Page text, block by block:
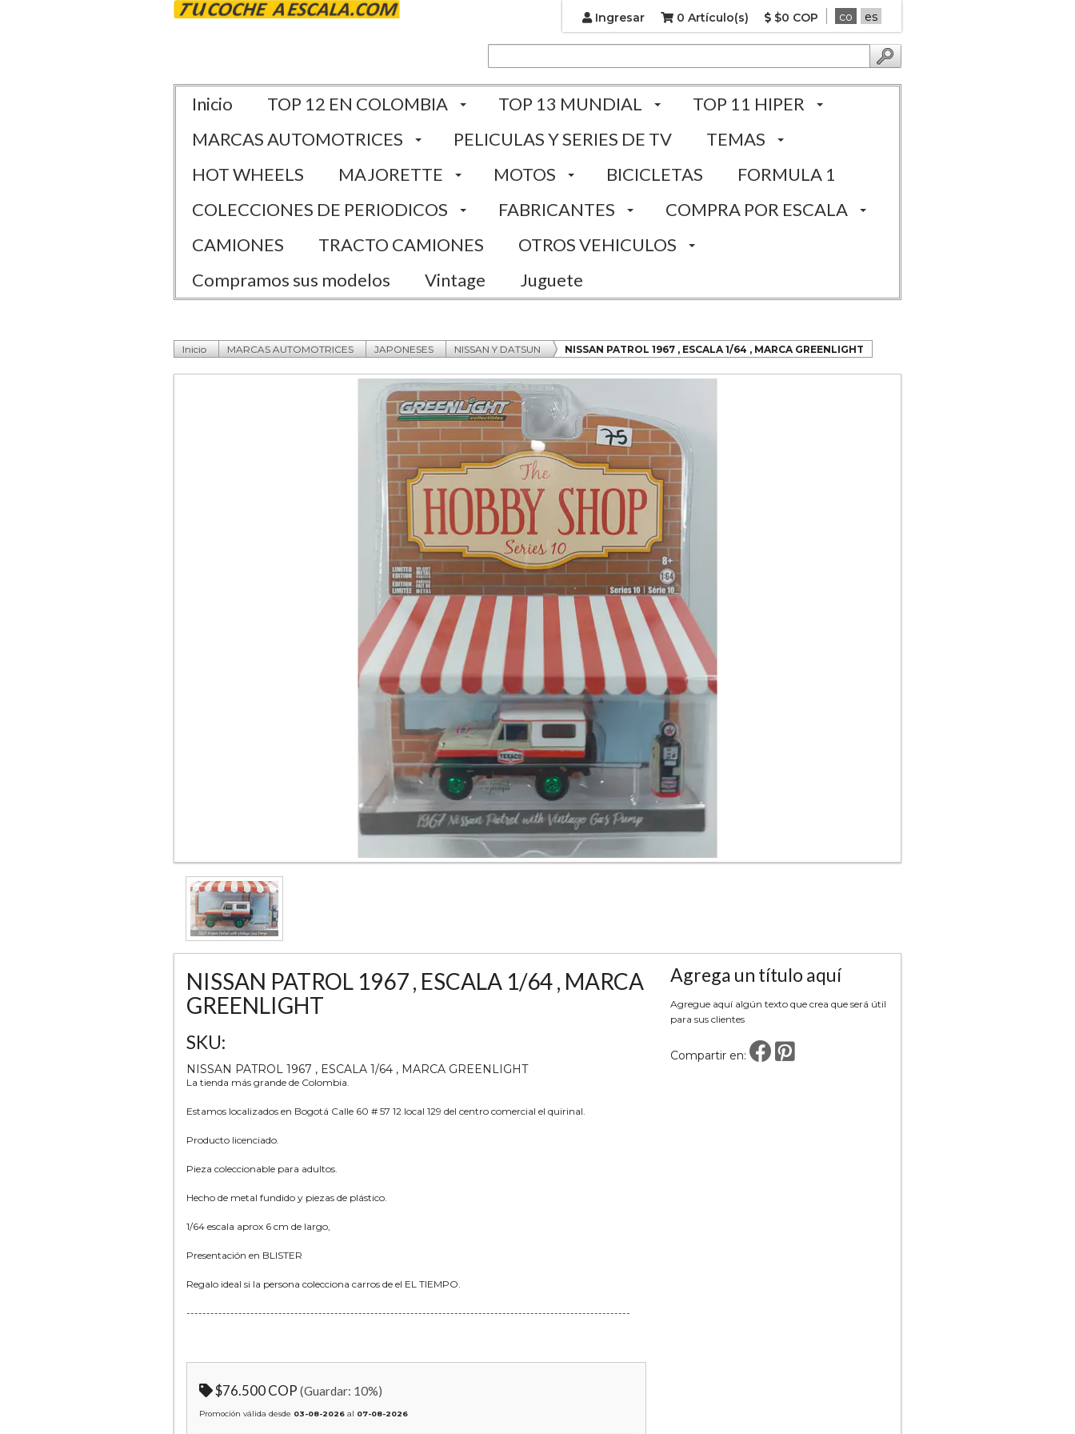
Ingresar 0 Artículo(s) $0 COP co es
Inicio TOP 12 EN COLOMBIA TOP 13 MUNDIAL
TOP 11 HIPER
MARCAS AUTOMOTRICES
PELICULAS Y SERIES DE TV
TEMAS
HOT WHEELS
MAJORETTE MOTOS BICICLETAS
FORMULA 1
COLECCIONES DE PERIODICOS
FABRICANTES
COMPRA POR ESCALA
CAMIONES
TRACTO CAMIONES
OTROS VEHICULOS
Compramos sus modelos
Vintage Juguete
Inicio MARCAS AUTOMOTRICES JAPONESES NISSAN Y DATSUN NISSAN PATROL 1967 , ESCALA 1/64 , MARCA GREENLIGHT
NISSAN PATROL 1967 , ESCALA 1/64 , MARCA
GREENLIGHT
SKU:
NISSAN PATROL 1967 , ESCALA 1/64 , MARCA GREENLIGHT
La tienda más grande de Colombia.
Estamos localizados en Bogotá Calle 60 # 57 12 local 129 del centro comercial el quirinal.
Producto licenciado.
Pieza coleccionable para adultos.
Hecho de metal fundido y piezas de plástico.
1/64 escala aprox 6 cm de largo,
Presentación en BLISTER
Regalo ideal si la persona colecciona carros de el EL TIEMPO.
---------------------------------------------------------------------------------------------------------------
$76.500 COP (Guardar: 10%)
Promoción válida desde 03-08-2026 al 07-08-2026
Agrega un título aquí
Agregue aquí algún texto que crea que será útil
para sus clientes
Compartir en: